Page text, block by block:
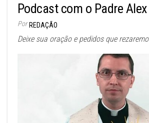
Podcast com o Padre
Por REDAÇÃO
Deixe sua oração e pedidos que